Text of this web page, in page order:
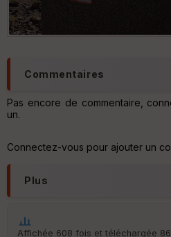
Commentaires
Pas encore de commentaire,
un.
Connectez-vous pour ajouter un
Plus
Affichée 608 fois et téléchargée